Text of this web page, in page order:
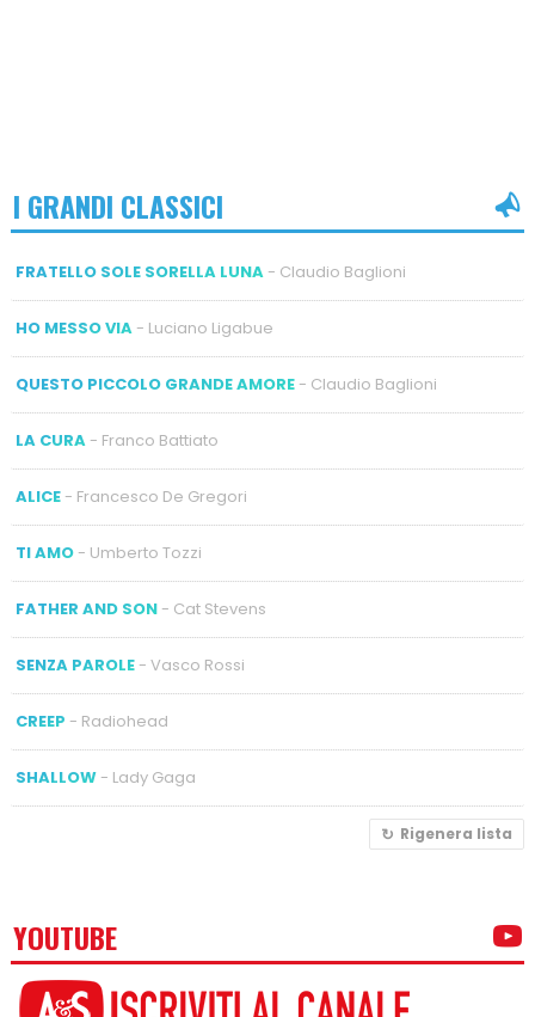
I GRANDI CLASSICI
FRATELLO SOLE SORELLA LUNA- Claudio Baglioni
HO MESSO VIA- Luciano Ligabue
QUESTO PICCOLO GRANDE AMORE- Claudio Baglioni
LA CURA- Franco Battiato
ALICE- Francesco De Gregori
TI AMO- Umberto Tozzi
FATHER AND SON- Cat Stevens
SENZA PAROLE- Vasco Rossi
CREEP - Radiohead
SHALLOW- Lady Gaga
Rigenera lista
YOUTUBE